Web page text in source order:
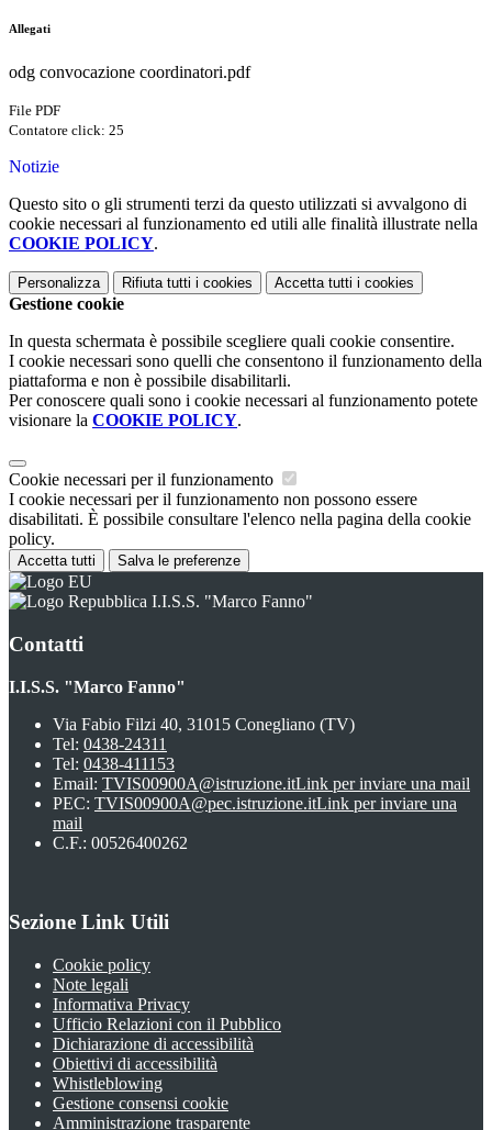
Allegati
odg convocazione coordinatori.pdf
File PDF
Contatore click: 25
Notizie
Questo sito o gli strumenti terzi da questo utilizzati si avvalgono di
cookie necessari al funzionamento ed utili alle finalità illustrate nella
COOKIE POLICY.
Personalizza Rifiuta tutti i cookies Accetta tutti i cookies
Gestione cookie
In questa schermata è possibile scegliere quali cookie consentire.
I cookie necessari sono quelli che consentono il funzionamento della
piattaforma e non è possibile disabilitarli.
Per conoscere quali sono i cookie necessari al funzionamento potete
visionare la COOKIE POLICY.
Cookie necessari per il funzionamento
I cookie necessari per il funzionamento non possono essere
disabilitati. È possibile consultare l'elenco nella pagina della cookie
policy.
Accetta tutti Salva le preferenze
I.I.S.S. "Marco Fanno"
Contatti
I.I.S.S. "Marco Fanno"
Via Fabio Filzi 40, 31015 Conegliano (TV)
Tel: 0438-24311
Tel: 0438-411153
Email: TVIS00900A@istruzione.itLink per inviare una mail
PEC: TVIS00900A@pec.istruzione.itLink per inviare una
mail
C.F.: 00526400262
Sezione Link Utili
Cookie policy
Note legali
Informativa Privacy
Ufficio Relazioni con il Pubblico
Dichiarazione di accessibilità
Obiettivi di accessibilità
Whistleblowing
Gestione consensi cookie
Amministrazione trasparente